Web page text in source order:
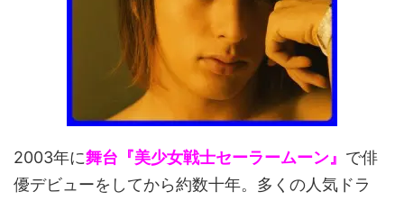
2003年に舞台『美少女戦士セーラームーン』 で俳
優デビューをしてから約数十年。多くの人気ドラ